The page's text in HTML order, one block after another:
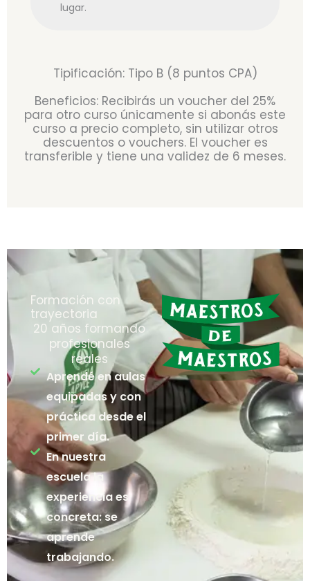
lugar.
Tipificación: Tipo B (8 puntos CPA)
Beneficios: Recibirás un voucher del 25%
para otro curso únicamente si abonás este
curso a precio completo, sin utilizar otros
descuentos o vouchers. El voucher es
transferible y tiene una validez de 6 meses.
Formación con
trayectoria
20 años formando
profesionales
reales
Aprendé en aulas
equipadas y con
práctica desde el
primer día.
En nuestra
escuela la
experiencia es
concreta: se
aprende
trabajando.